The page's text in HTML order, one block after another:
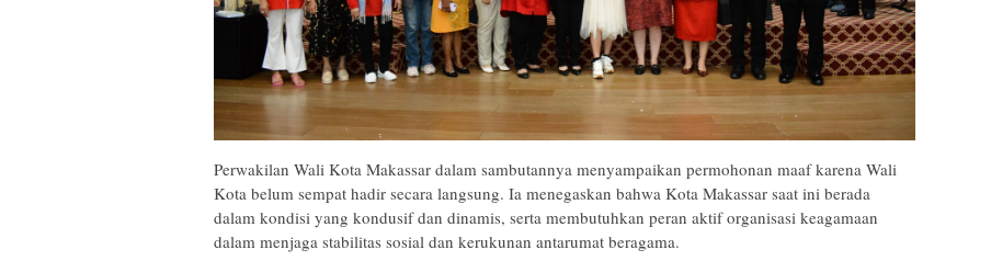
Perwakilan Wali Kota Makassar dalam sambutannya menyampaikan permohonan maaf karena Wali
Kota belum sempat hadir secara langsung. Ia menegaskan bahwa Kota Makassar saat ini berada
dalam kondisi yang kondusif dan dinamis, serta membutuhkan peran aktif organisasi keagamaan
dalam menjaga stabilitas sosial dan kerukunan antarumat beragama.